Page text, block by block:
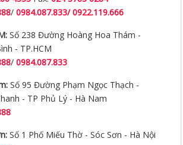
/0984.087.833/ 0922.119.666
Số 238 Đường Hoàng Hoa Thám -
- TP.HCM
/0984.087.833
Số 95 Đường Phạm Ngọc Thạch -
- TP Phủ Lý - Hà Nam
Số 1 Phố Miếu Thờ - Sóc Sơn - Hà Nội